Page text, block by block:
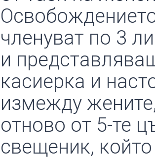
членуват по 3
и
касиерка и
измежду
отново от 5-те
свещеник,